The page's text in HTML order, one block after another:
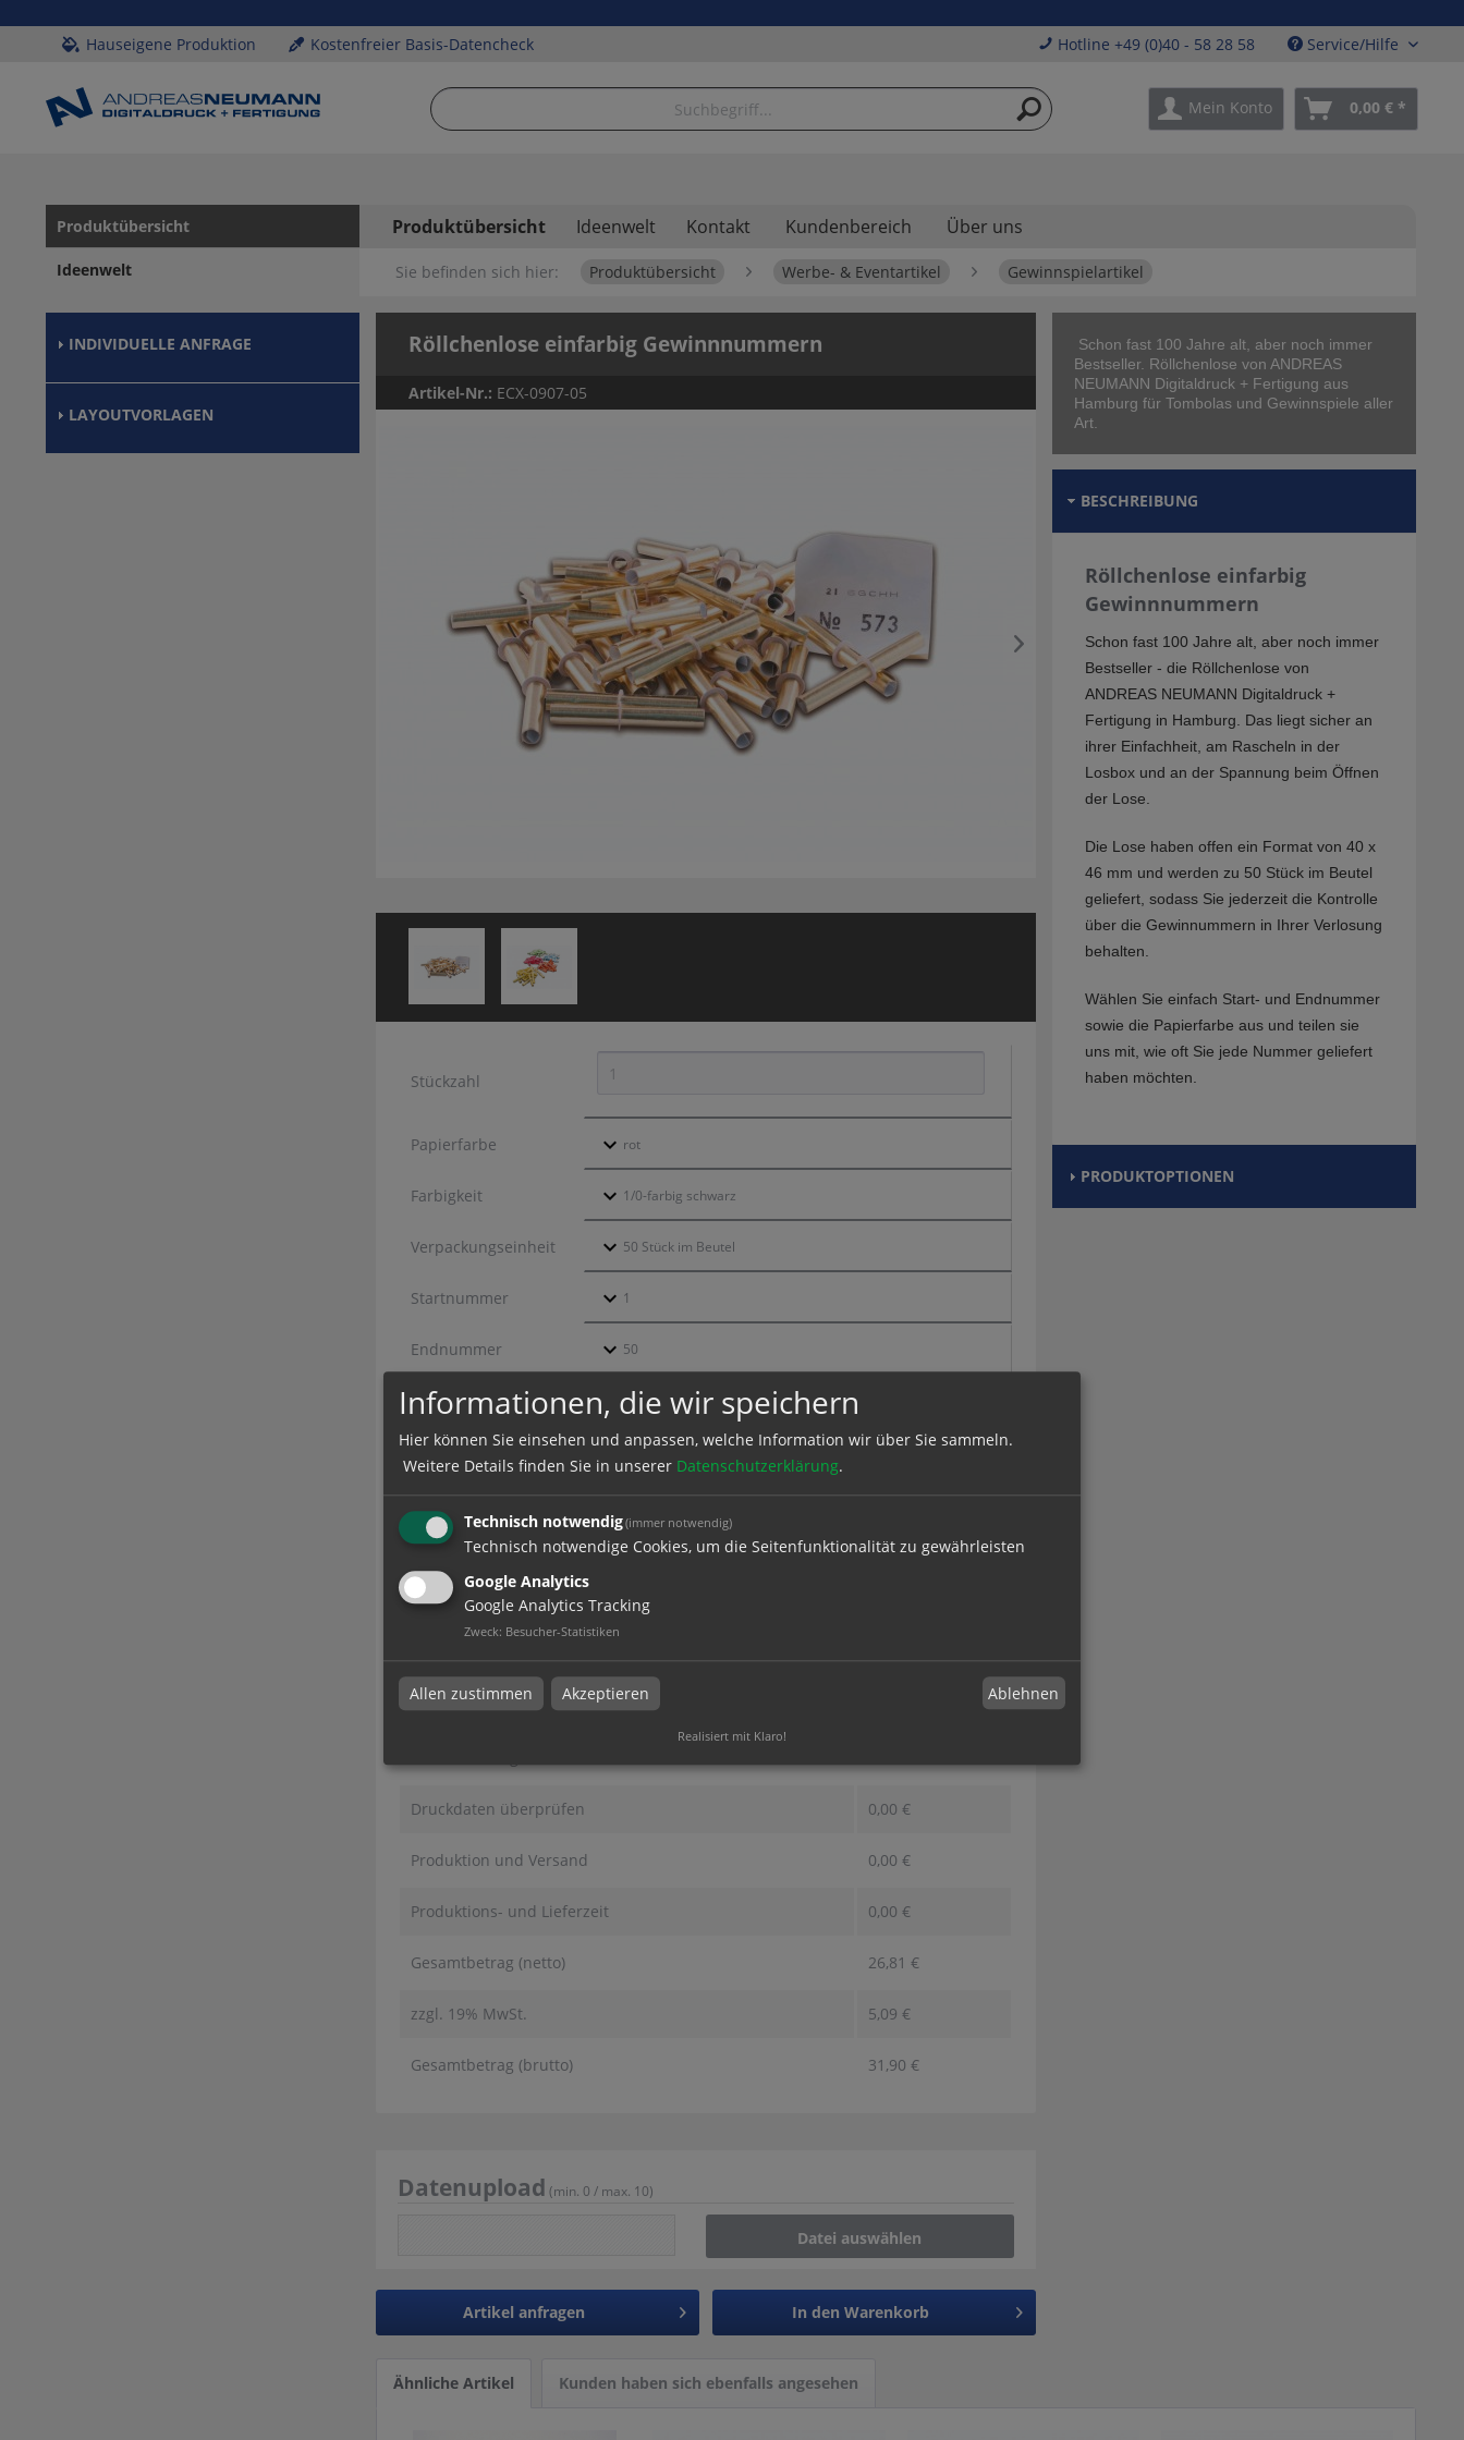
Hauseigene Produktion Kostenfreier Basis-Datencheck Hotline +49 (0)40 - 58 28 58 Service/Hilfe
Mein Konto 0,00 € *
Produktübersicht
Ideenwelt
INDIVIDUELLE ANFRAGE
LAYOUTVORLAGEN
Produktübersicht Ideenwelt Kontakt Kundenbereich Über uns
Sie befinden sich hier: Produktübersicht Werbe- & Eventartikel Gewinnspielartikel
Röllchenlose einfarbig Gewinnnummern
Artikel-Nr.: ECX-0907-05
Stückzahl
Papierfarbe
Farbigkeit
Verpackungseinheit
Startnummer
Endnummer
Produktion und Versand
Lieferzeit
Absenderadresse
Alle Preise im Überblick
Druckdaten überprüfen 0,00 €
Produktion und Versand 0,00 €
Produktions- und Lieferzeit 0,00 €
Gesamtbetrag (netto) 26,81 €
zzgl. 19% MwSt. 5,09 €
Gesamtbetrag (brutto) 31,90 €
Datenupload (min. 0 / max. 10)
Datei auswählen
Artikel anfragen In den Warenkorb
Schon fast 100 Jahre alt, aber noch immer
Bestseller. Röllchenlose von ANDREAS
NEUMANN Digitaldruck + Fertigung aus
Hamburg für Tombolas und Gewinnspiele aller
Art.
BESCHREIBUNG
Röllchenlose einfarbig
Gewinnnummern
Schon fast 100 Jahre alt, aber noch immer
Bestseller - die Röllchenlose von
ANDREAS NEUMANN Digitaldruck +
Fertigung in Hamburg. Das liegt sicher an
ihrer Einfachheit, am Rascheln in der
Losbox und an der Spannung beim Öffnen
der Lose.
Die Lose haben offen ein Format von 40 x
46 mm und werden zu 50 Stück im Beutel
geliefert, sodass Sie jederzeit die Kontrolle
über die Gewinnummern in Ihrer Verlosung
behalten.
Wählen Sie einfach Start- und Endnummer
sowie die Papierfarbe aus und teilen sie
uns mit, wie oft Sie jede Nummer geliefert
haben möchten.
PRODUKTOPTIONEN
Ähnliche Artikel Kunden haben sich ebenfalls angesehen
Informationen, die wir speichern
Hier können Sie einsehen und anpassen, welche Information wir über Sie sammeln.
Weitere Details finden Sie in unserer Datenschutzerklärung.
Technisch notwendig(immer notwendig)
Technisch notwendige Cookies, um die Seitenfunktionalität zu gewährleisten
Google Analytics
Google Analytics Tracking
Zweck: Besucher-Statistiken
Allen zustimmen Akzeptieren Ablehnen
Realisiert mit Klaro!